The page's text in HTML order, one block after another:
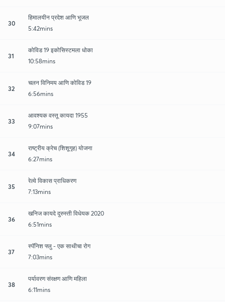
30
हिमालयीन प्रदेश आणि भूजल
5:42mins
31
कोविड 19 इकोसिस्टमला धोका
10:58mins
32
चलन विनिमय आणि कोविड 19
6:56mins
33
आवश्यक वस्तू कायदा 1955
9:07mins
34
राष्ट्रीय क्रेच (शिशूगृह) योजना
6:27mins
35
रेल्वे विकास प्राधिकरण
7:13mins
36
खनिज कायदे दुरुस्ती विधेयक 2020
6:51mins
37
स्पॅनिश फ्लु - एक साथीचा रोग
7:03mins
38
पर्यावरण संरक्षण आणि महिला
6:11mins